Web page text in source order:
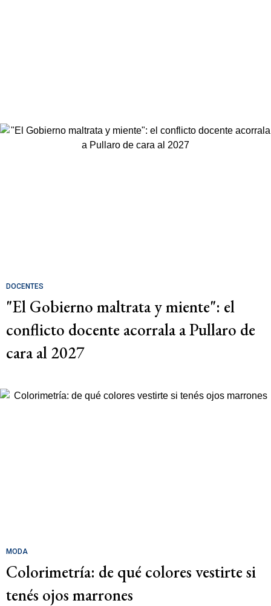
DOCENTES
"El Gobierno maltrata y miente": el
conflicto docente acorrala a Pullaro de
cara al 2027
MODA
Colorimetría: de qué colores vestirte si
tenés ojos marrones